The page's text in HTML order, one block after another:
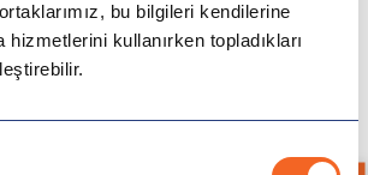
bu bilgileri kendilerine
hizmetlerini kullanırken topladıkları